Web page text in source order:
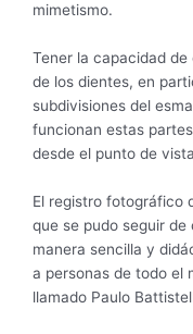
mimetismo.
Tener la capacidad
de los dientes, en
subdivisiones del
funcionan estas
desde el punto de
El registro fotográfico
que se pudo seguir de
manera sencilla y
a personas de todo el
llamado Paulo